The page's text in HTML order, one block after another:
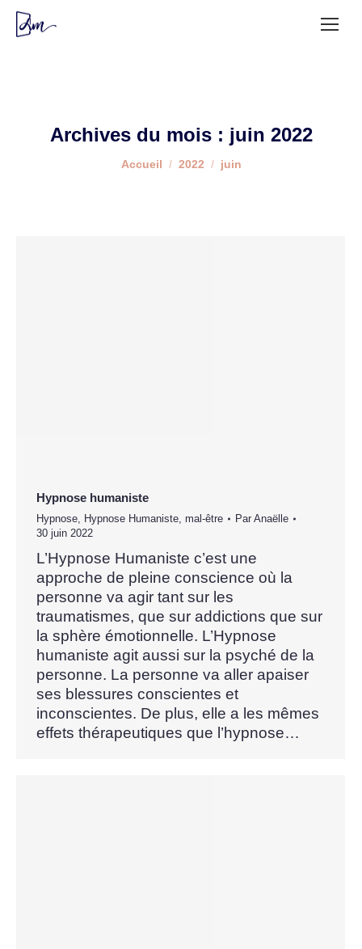
Archives du mois : juin 2022
Vous êtes ici :
Accueil 2022 juin
Hypnose humaniste
Hypnose, Hypnose Humaniste, mal-être Par Anaëlle
30 juin 2022
L’Hypnose Humaniste c’est une
approche de pleine conscience où la
personne va agir tant sur les
traumatismes, que sur addictions que sur
la sphère émotionnelle. L’Hypnose
humaniste agit aussi sur la psyché de la
personne. La personne va aller apaiser
ses blessures conscientes et
inconscientes. De plus, elle a les mêmes
effets thérapeutiques que l’hypnose…